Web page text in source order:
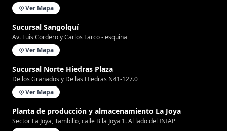
Ver Mapa
Sucursal Sangolquí
Av. Luis Cordero y Carlos Larco - esquina
Ver Mapa
Sucursal Norte Hiedras Plaza
De los Granados y De las Hiedras N41-127.0
Ver Mapa
Planta de producción y almacenamiento La Joya
Sector La Joya, Tambillo, calle B la Joya 1. Al lado del INIAP